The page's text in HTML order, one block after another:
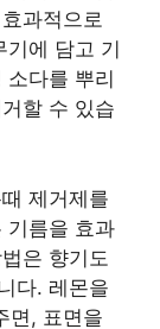
과적으로
에 담고 기
다를 뿌리
할 수 있습
제거제를
기름을 효과
은 향기도
다. 레몬을
면, 표면을